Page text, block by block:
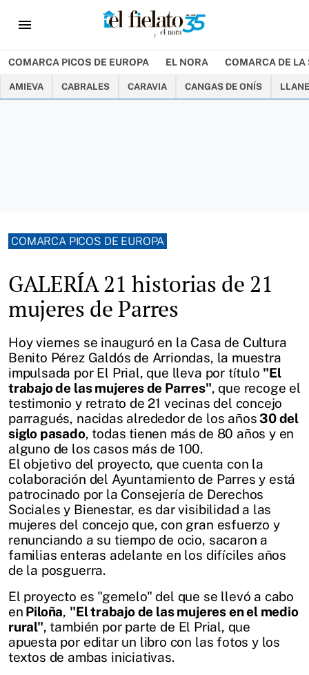
menu
COMARCA PICOS DE EUROPA EL NORA COMARCA DE LA
AMIEVA CABRALES CARAVIA CANGAS DE ONÍS
COMARCA PICOS DE EUROPA
GALERÍA 21 historias de 21
mujeres de Parres
Hoy viernes se inauguró en la Casa de Cultura
Benito Pérez Galdós de Arriondas, la muestra
impulsada por El Prial, que lleva por título "El
trabajo de las mujeres de Parres", que recoge el
testimonio y retrato de 21 vecinas del concejo
parragués, nacidas alrededor de los años 30 del
siglo pasado, todas tienen más de 80 años y en
alguno de los casos más de 100.
El objetivo del proyecto, que cuenta con la
colaboración del Ayuntamiento de Parres y está
patrocinado por la Consejería de Derechos
Sociales y Bienestar, es dar visibilidad a las
mujeres del concejo que, con gran esfuerzo y
renunciando a su tiempo de ocio, sacaron a
familias enteras adelante en los difíciles años
de la posguerra.
El proyecto es "gemelo" del que se llevó a cabo
en Piloña, "El trabajo de las mujeres en el medio
rural", también por parte de El Prial, que
apuesta por editar un libro con las fotos y los
textos de ambas iniciativas.